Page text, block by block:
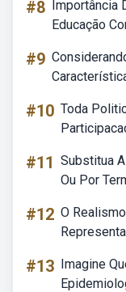
#8 Importância
Educação
#9
#10 Toda
#11 Substitua
Ou Por
#12 O
#13 Imagine